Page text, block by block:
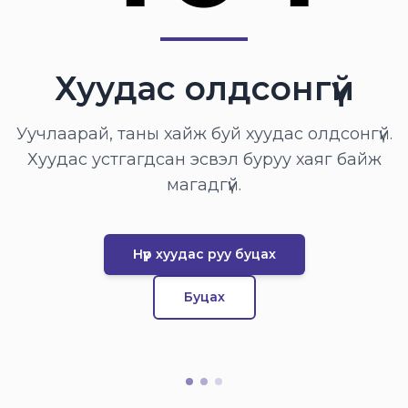
Хуудас олдсонгүй
Уучлаарай, таны хайж буй хуудас олдсонгүй.
Хуудас устгагдсан эсвэл буруу хаяг байж
магадгүй.
Нүүр хуудас руу буцах
Буцах